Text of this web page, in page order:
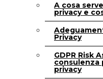
A cosa
privacy e
Privacy
GDPR Risk
consulenza
privacy